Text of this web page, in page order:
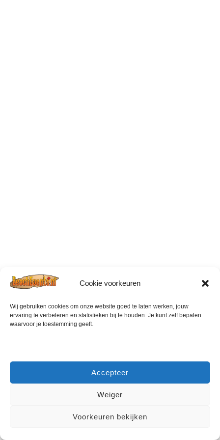
Cookie voorkeuren
Wij gebruiken cookies om onze website goed te laten werken, jouw
ervaring te verbeteren en statistieken bij te houden. Je kunt zelf bepalen
waarvoor je toestemming geeft.
Accepteer
Weiger
Voorkeuren bekijken